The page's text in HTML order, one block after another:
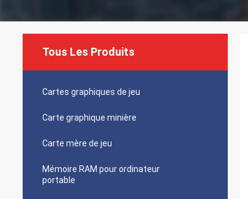
Tous Les Produits
Cartes graphiques de jeu
Carte graphique minière
Carte mère de jeu
Mémoire RAM pour ordinateur
portable